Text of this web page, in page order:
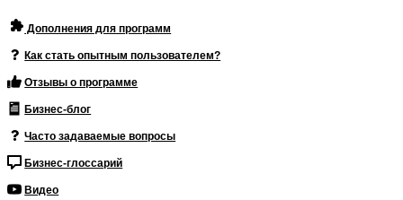
Дополнения для программ
Как стать опытным пользователем?
Отзывы о программе
Бизнес-блог
Часто задаваемые вопросы
Бизнес-глоссарий
Видео